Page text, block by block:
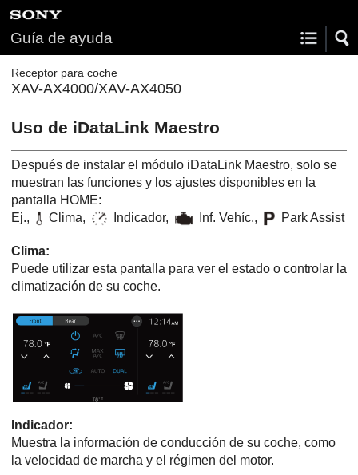
Guía de ayuda
Receptor para coche
XAV-AX4000/XAV-AX4050
Uso de iDataLink Maestro
Después de instalar el módulo iDataLink Maestro, solo se
muestran las funciones y los ajustes disponibles en la
pantalla HOME:
Ej.,
Clima, Indicador, Inf. Vehíc., Park Assist
Clima:
Puede utilizar esta pantalla para ver el estado o controlar la
climatización de su coche.
Indicador:
Muestra la información de conducción de su coche, como
la velocidad de marcha y el régimen del motor.